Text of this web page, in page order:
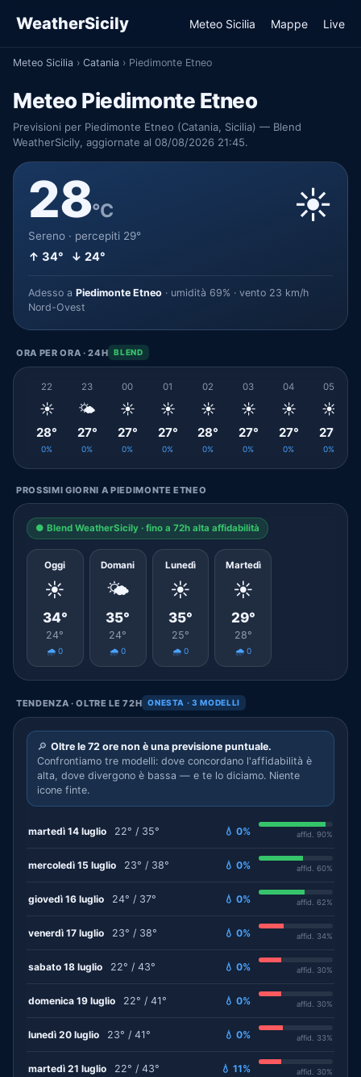
WeatherSicily Meteo Sicilia Mappe Live
Meteo Sicilia › Catania › Piedimonte Etneo
Meteo Piedimonte Etneo
Previsioni per Piedimonte Etneo (Catania, Sicilia) — Blend
WeatherSicily, aggiornate al 08/08/2026 21:45.
28°C
Sereno · percepiti 29°
↑ 34° ↓ 24°
☀️
Adesso a Piedimonte Etneo · umidità 69% · vento 23 km/h
Nord-Ovest
ORA PER ORA · 24H BLEND
22
☀️
28°
0%
23
🌤️
27°
0%
00
☀️
27°
0%
01
☀️
27°
0%
02
☀️
28°
0%
03
☀️
27°
0%
04
☀️
27°
0%
05
☀️
27°
0%
PROSSIMI GIORNI A PIEDIMONTE ETNEO
● Blend WeatherSicily · fino a 72h alta affidabilità
Oggi
☀️
34°
24°
🌧️ 0
Domani
🌤️
35°
24°
🌧️ 0
Lunedì
☀️
35°
25°
🌧️ 0
Martedì
☀️
29°
28°
🌧️ 0
TENDENZA · OLTRE LE 72H ONESTA · 3 MODELLI
🔎 Oltre le 72 ore non è una previsione puntuale.
Confrontiamo tre modelli: dove concordano l'affidabilità è
alta, dove divergono è bassa — e te lo diciamo. Niente
icone finte.
martedì 14 luglio 22° / 35° 💧 0% affid. 90%
mercoledì 15 luglio 23° / 38° 💧 0% affid. 60%
giovedì 16 luglio 24° / 37° 💧 0% affid. 62%
venerdì 17 luglio 23° / 38° 💧 0% affid. 34%
sabato 18 luglio 22° / 43° 💧 0% affid. 30%
domenica 19 luglio 22° / 41° 💧 0% affid. 30%
lunedì 20 luglio 23° / 41° 💧 0% affid. 33%
martedì 21 luglio 22° / 43° 💧 11% affid. 30%